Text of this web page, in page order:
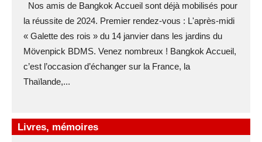
Nos amis de Bangkok Accueil sont déjà mobilisés pour
la réussite de 2024. Premier rendez-vous : L'après-midi
« Galette des rois » du 14 janvier dans les jardins du
Mövenpick BDMS. Venez nombreux ! Bangkok Accueil,
c’est l’occasion d’échanger sur la France, la
Thaïlande,...
Livres, mémoires